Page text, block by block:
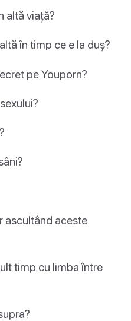
altă viață?
în timp ce e la duș?
pe Youporn?
ascultând aceste
timp cu limba între